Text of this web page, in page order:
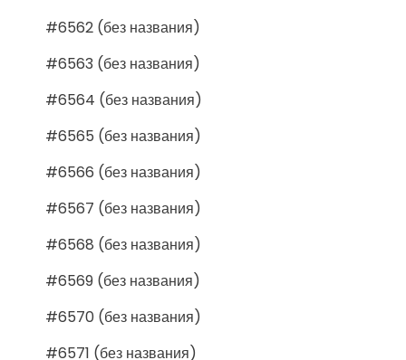
#6562 (без названия)
#6563 (без названия)
#6564 (без названия)
#6565 (без названия)
#6566 (без названия)
#6567 (без названия)
#6568 (без названия)
#6569 (без названия)
#6570 (без названия)
#6571 (без названия)